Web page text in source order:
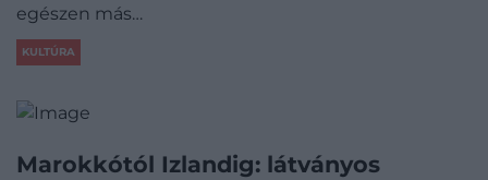
egészen más…
KULTÚRA
Marokkótól Izlandig: látványos